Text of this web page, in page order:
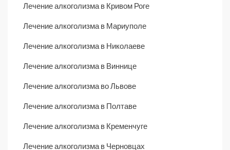
Лечение алкоголизма в Кривом Роге
Лечение алкоголизма в Мариуполе
Лечение алкоголизма в Николаеве
Лечение алкоголизма в Виннице
Лечение алкоголизма во Львове
Лечение алкоголизма в Полтаве
Лечение алкоголизма в Кременчуге
Лечение алкоголизма в Черновцах